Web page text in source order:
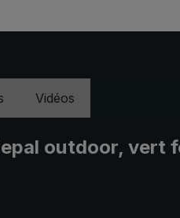
Vidéos
outdoor, vert